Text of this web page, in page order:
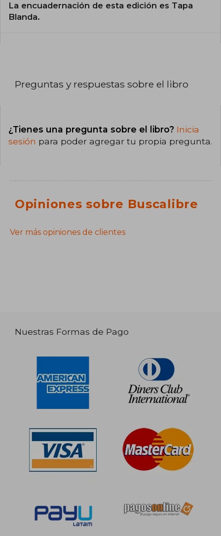
La encuadernación de esta edición es Tapa
Blanda.
Preguntas y respuestas sobre el libro
¿Tienes una pregunta sobre el libro? Inicia
sesión para poder agregar tu propia pregunta.
Opiniones sobre Buscalibre
Ver más opiniones de clientes
Nuestras Formas de Pago